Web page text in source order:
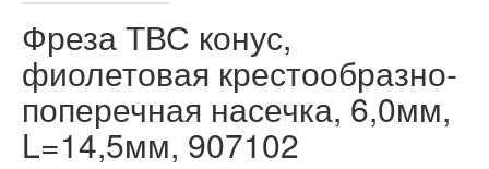
Фреза ТВС конус,
фиолетовая крестообразно-
поперечная насечка, 6,0мм,
L=14,5мм, 907102